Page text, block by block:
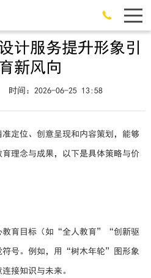
计服务提升形象引
新风向
时间：2026-06-25 13:58
定位、创意呈现和内容策划，能够
理念与成果，以下是具体策略与价
教育目标（如“全人教育”“创新驱
号。例如，用“树木年轮”图形象
接知识与未来。